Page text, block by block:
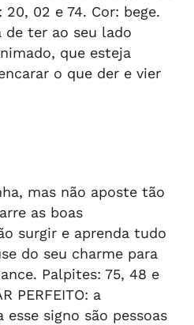
02 e 74. Cor: bege.
de ter ao seu lado
que esteja
o que der e vier
mas não aposte tão
as boas
surgir e aprenda tudo
do seu charme para
Palpites: 75, 48 e
PERFEITO: a
signo são pessoas